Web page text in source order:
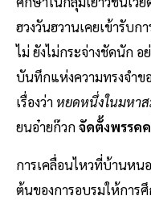
ฮวงวันฮวานเคยเข้ารับก
ไม่ ยังไม่กระจ่างชัดนัก อ
บันทึกแห่งความทรงจำข
เรื่องว่า หยดหนึ่งในมหา
ยนอ๋ายก๊วกจัดตั้งพรรค
การเคลื่อนไหวที่บ้านหน
ต้นของการอบรมให้การ